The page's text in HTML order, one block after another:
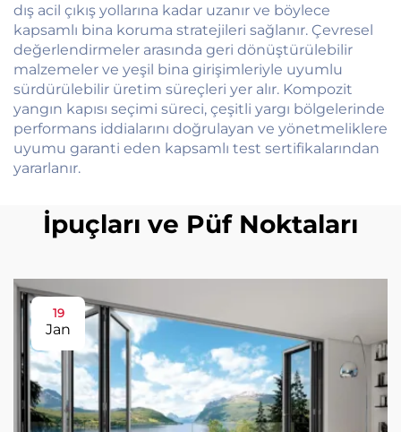
dış acil çıkış yollarına kadar uzanır ve böylece
kapsamlı bina koruma stratejileri sağlanır. Çevresel
değerlendirmeler arasında geri dönüştürülebilir
malzemeler ve yeşil bina girişimleriyle uyumlu
sürdürülebilir üretim süreçleri yer alır. Kompozit
yangın kapısı seçimi süreci, çeşitli yargı bölgelerinde
performans iddialarını doğrulayan ve yönetmeliklere
uyumu garanti eden kapsamlı test sertifikalarından
yararlanır.
İpuçları ve Püf Noktaları
19
Jan